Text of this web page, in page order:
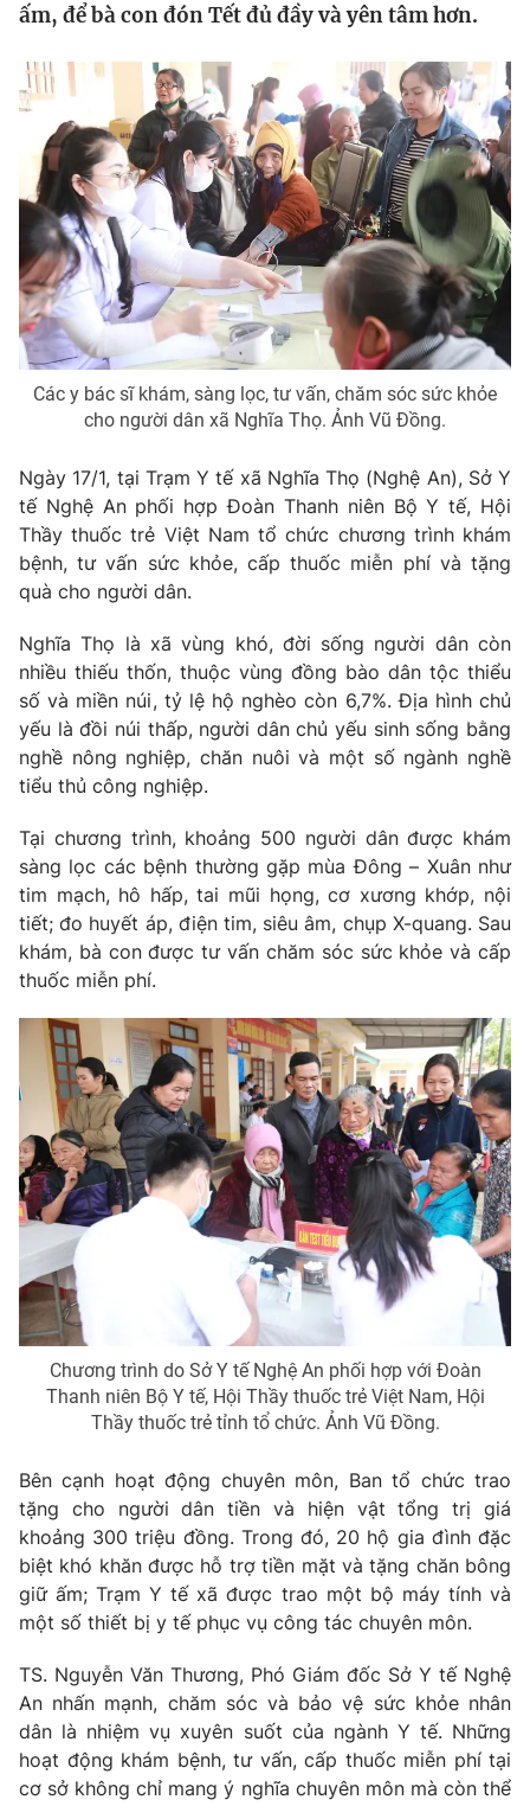
Tin tức
Thế giới đó đây
Câu chuyện quốc tế
Kinh tế
Tài chính
Thị trường
Góc doanh nghiệp
Dữ liệu và đời sống
Truyền hình
Phim VTV
Hậu trường
Nhân vật
Khán giả
Giải sao mai
Giải trí
Điện ảnh
Âm nhạc
Sao
Đời sống
Du lịch
Làm đẹp
Giáo dục
Tuyển sinh
Học trực tuyến
Hitech Công nghệ tương lai
Sản phẩm
Thị trường
Tư vấn
Giao lưu trực tuyến
Lịch phát sóng
Chuyên mục khác
Emagazine Podcast
Photo
Video Shorts video
VTV Money VTV Thể thao
VTV Sức khoẻ
Thị trường 24h Tấm lòng Việt
VTV4 Vươn mình bằng AI
VTV9 VTV8
Liên hệ tòa soạn English
THỜI BÁO VTV
Theo dõi báo trên
Cơ quan chủ quản:Đài Truyền hình Việt Nam
Cơ quan báo chí:Thời báo VTV
Giấy phép hoạt động báo in và báo điện tử số 483/GP-BTTTT
cấp ngày 29/12/2023
Tổng Biên tập:Vũ Thanh Thủy
Phó Tổng Biên tập: Nguyễn Thị Mỹ Hạnh, Phạm Quốc Thắng,
Nguyễn Trọng Ninh
Tổng đài VTV: 024.38 355 931 - 024.38 355 932
ấm, để bà con đón Tết đủ đầy và yên tâm hơn.
Các y bác sĩ khám, sàng lọc, tư vấn, chăm sóc sức khỏe
cho người dân xã Nghĩa Thọ. Ảnh Vũ Đồng.
Ngày 17/1, tại Trạm Y tế xã Nghĩa Thọ (Nghệ An), Sở Y
tế Nghệ An phối hợp Đoàn Thanh niên Bộ Y tế, Hội
Thầy thuốc trẻ Việt Nam tổ chức chương trình khám
bệnh, tư vấn sức khỏe, cấp thuốc miễn phí và tặng
quà cho người dân.
Nghĩa Thọ là xã vùng khó, đời sống người dân còn
nhiều thiếu thốn, thuộc vùng đồng bào dân tộc thiểu
số và miền núi, tỷ lệ hộ nghèo còn 6,7%. Địa hình chủ
yếu là đồi núi thấp, người dân chủ yếu sinh sống bằng
nghề nông nghiệp, chăn nuôi và một số ngành nghề
tiểu thủ công nghiệp.
Tại chương trình, khoảng 500 người dân được khám
sàng lọc các bệnh thường gặp mùa Đông – Xuân như
tim mạch, hô hấp, tai mũi họng, cơ xương khớp, nội
tiết; đo huyết áp, điện tim, siêu âm, chụp X-quang. Sau
khám, bà con được tư vấn chăm sóc sức khỏe và cấp
thuốc miễn phí.
Chương trình do Sở Y tế Nghệ An phối hợp với Đoàn
Thanh niên Bộ Y tế, Hội Thầy thuốc trẻ Việt Nam, Hội
Thầy thuốc trẻ tỉnh tổ chức. Ảnh Vũ Đồng.
Bên cạnh hoạt động chuyên môn, Ban tổ chức trao
tặng cho người dân tiền và hiện vật tổng trị giá
khoảng 300 triệu đồng. Trong đó, 20 hộ gia đình đặc
biệt khó khăn được hỗ trợ tiền mặt và tặng chăn bông
giữ ấm; Trạm Y tế xã được trao một bộ máy tính và
một số thiết bị y tế phục vụ công tác chuyên môn.
TS. Nguyễn Văn Thương, Phó Giám đốc Sở Y tế Nghệ
An nhấn mạnh, chăm sóc và bảo vệ sức khỏe nhân
dân là nhiệm vụ xuyên suốt của ngành Y tế. Những
hoạt động khám bệnh, tư vấn, cấp thuốc miễn phí tại
cơ sở không chỉ mang ý nghĩa chuyên môn mà còn thể